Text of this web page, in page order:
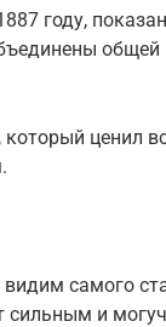
году,
ценил
самого
сильным и